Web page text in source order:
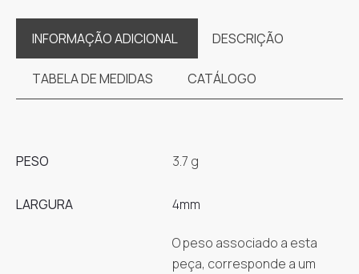
INFORMAÇÃO ADICIONAL DESCRIÇÃO
TABELA DE MEDIDAS CATÁLOGO
PESO 3.7 g
LARGURA 4mm
O peso associado a esta
peça, corresponde a um